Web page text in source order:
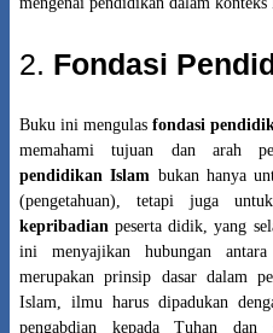
2. Fondasi
Buku ini mengulas fondasi
memahami tujuan dan arah
pendidikan Islam bukan hanya
(pengetahuan), tetapi juga
kepribadian peserta didik, yang
ini menyajikan hubungan antara
merupakan prinsip dasar dalam
Islam, ilmu harus dipadukan
pengabdian kepada Tuhan dan